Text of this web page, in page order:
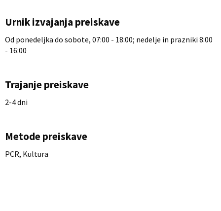
Urnik izvajanja preiskave
Od ponedeljka do sobote, 07:00 - 18:00; nedelje in prazniki 8:00
- 16:00
Trajanje preiskave
2-4 dni
Metode preiskave
PCR, Kultura